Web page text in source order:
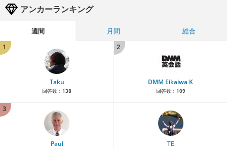
アンカーランキング
週間 月間
総合
1
Taku
回答数： 138
2
DMM Eikaiwa K
回答数： 109
3
Paul TE